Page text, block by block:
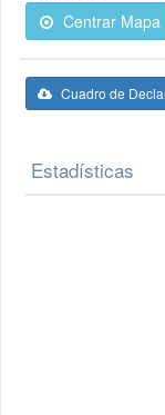
Centrar Mapa
Cuadro de
Estadísticas